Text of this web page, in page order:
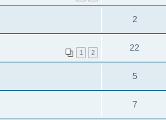
2
1 2 22
5
7